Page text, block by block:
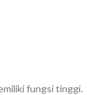
fungsi tinggi.